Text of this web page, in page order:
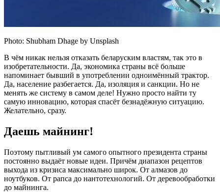
Photo: Shubham Dhage by Unsplash
В чём никак нельзя отказать беларуским властям, так это в
изобретательности. Да, экономика страны всё больше
напоминает бывший в употреблении одноимённый трактор.
Да, население разбегается. Да, изоляция и санкции. Но не
менять же систему в самом деле! Нужно просто найти ту
самую инновацию, которая спасёт безнадёжную ситуацию.
Желательно, сразу.
Даешь майнинг!
Поэтому пытливый ум самого опытного президента страны
постоянно выдаёт новые идеи. Причём диапазон рецептов
выхода из кризиса максимально широк. От алмазов до
ноутбуков. От рапса до нантотехнологий. От деревообработки
до майнинга.